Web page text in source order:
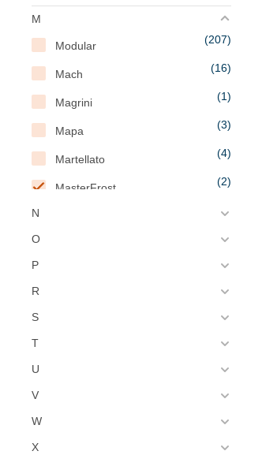
M
(207)
Modular
(16)
Mach
(1)
Magrini
(3)
Mapa
(4)
Martellato
(2)
MasterFrost
(30)
(28)
(53)
(32)
(4)
N
O
P
R
S
T
U
V
W
X